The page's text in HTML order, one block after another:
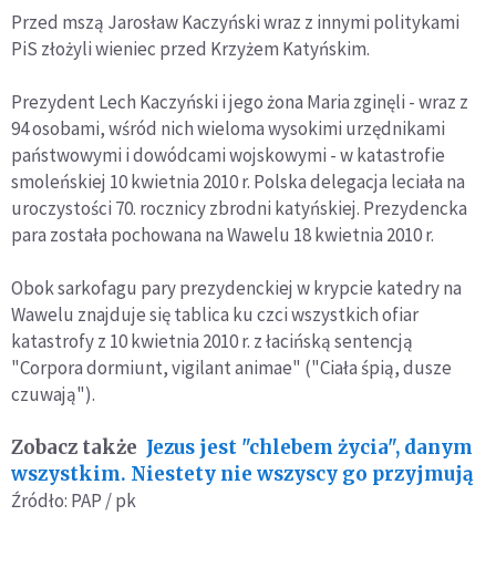
Przed mszą Jarosław Kaczyński wraz z innymi politykami
PiS złożyli wieniec przed Krzyżem Katyńskim.
Prezydent Lech Kaczyński i jego żona Maria zginęli - wraz z
94 osobami, wśród nich wieloma wysokimi urzędnikami
państwowymi i dowódcami wojskowymi - w katastrofie
smoleńskiej 10 kwietnia 2010 r. Polska delegacja leciała na
uroczystości 70. rocznicy zbrodni katyńskiej. Prezydencka
para została pochowana na Wawelu 18 kwietnia 2010 r.
Obok sarkofagu pary prezydenckiej w krypcie katedry na
Wawelu znajduje się tablica ku czci wszystkich ofiar
katastrofy z 10 kwietnia 2010 r. z łacińską sentencją
"Corpora dormiunt, vigilant animae" ("Ciała śpią, dusze
czuwają").
Zobacz także Jezus jest "chlebem życia", danym
wszystkim. Niestety nie wszyscy go przyjmują
Źródło: PAP / pk